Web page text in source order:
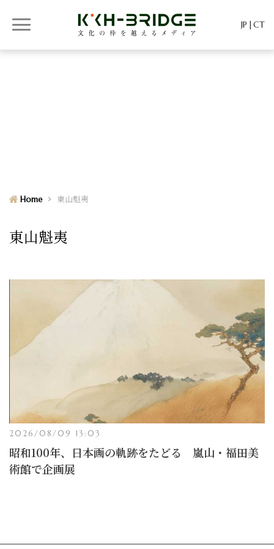
JP CT
Home 東山魁夷
東山魁夷
2026/08/09 13:03
昭和100年、日本画の軌跡をたどる 嵐山・福田美
術館で企画展